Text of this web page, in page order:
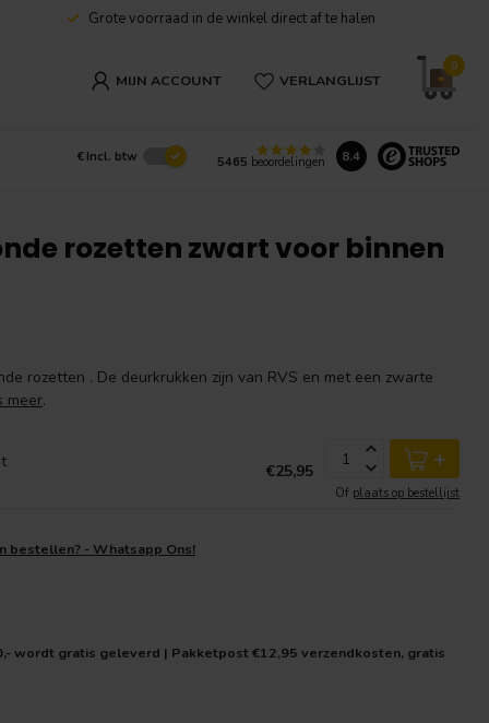
Grote voorraad in de winkel direct af te halen
MIJN ACCOUNT VERLANGLIJST
0
€ Incl. btw 5465 beoordelingen 8.4
rozetten zwart voor binnen
rozetten . De deurkrukken zijn van RVS en met een zwarte
meer.
€25,95 +
Of plaats op bestellijst
bestellen? - Whatsapp Ons!
wordt gratis geleverd | Pakketpost €12,95 verzendkosten, gratis